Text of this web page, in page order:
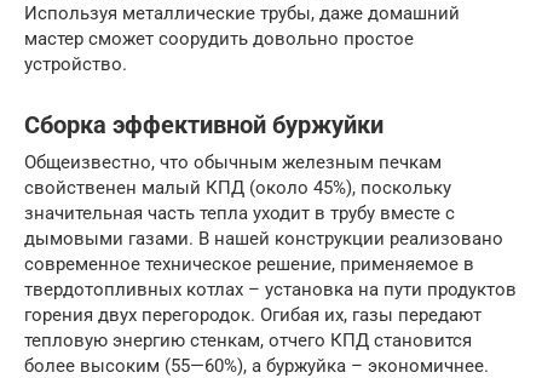
Используя металлические трубы, даже домашний
мастер сможет соорудить довольно простое
устройство.
Сборка эффективной буржуйки
Общеизвестно, что обычным железным печкам
свойственен малый КПД (около 45%), поскольку
значительная часть тепла уходит в трубу вместе с
дымовыми газами. В нашей конструкции реализовано
современное техническое решение, применяемое в
твердотопливных котлах – установка на пути продуктов
горения двух перегородок. Огибая их, газы передают
тепловую энергию стенкам, отчего КПД становится
более высоким (55—60%), а буржуйка – экономичнее.